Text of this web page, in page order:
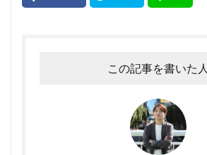
この記事を書いた人